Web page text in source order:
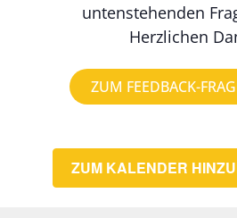
untenstehenden
Herzlichen
ZUM FEEDBACK-
ZUM KALENDER